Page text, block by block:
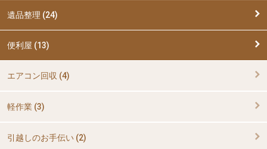
遺品整理 (24)
便利屋 (13)
エアコン回収 (4)
軽作業 (3)
引越しのお手伝い (2)